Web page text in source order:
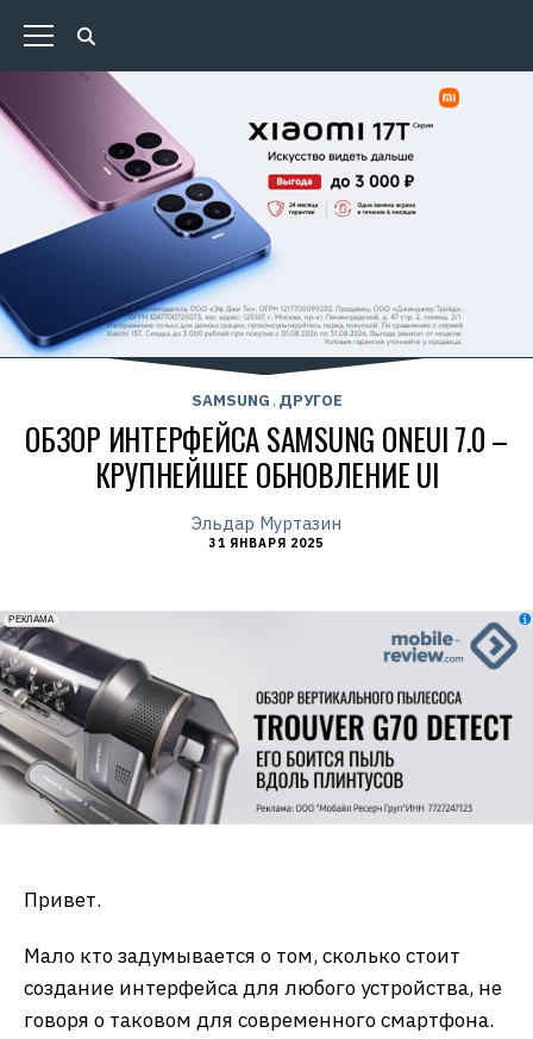
SAMSUNG , ДРУГОЕ
ОБЗОР ИНТЕРФЕЙСА SAMSUNG ONEUI 7.0 –
КРУПНЕЙШЕЕ ОБНОВЛЕНИЕ UI
Эльдар Муртазин
31 ЯНВАРЯ 2025
erid: 2VfnxxmNzs5
РЕКЛАМА
Привет.
Мало кто задумывается о том, сколько стоит
создание интерфейса для любого устройства, не
говоря о таковом для современного смартфона.